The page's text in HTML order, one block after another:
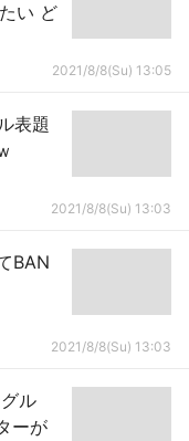
い ど
2021/8/8(Su) 13:05
表題
2021/8/8(Su) 13:03
BAN
2021/8/8(Su) 13:03
ル
ーが